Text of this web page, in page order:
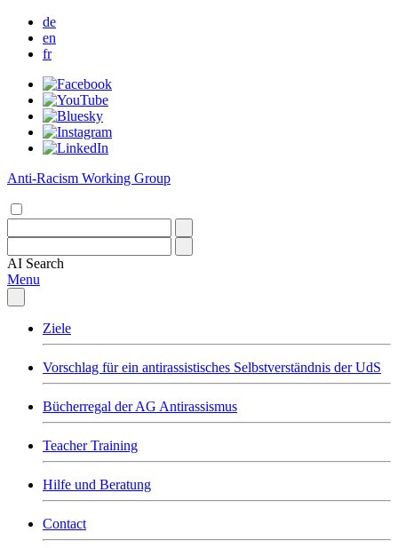
de
en
fr
Anti-Racism Working Group
AI Search
Menu
Ziele
Vorschlag für ein antirassistisches Selbstverständnis der UdS
Bücherregal der AG Antirassismus
Teacher Training
Hilfe und Beratung
Contact